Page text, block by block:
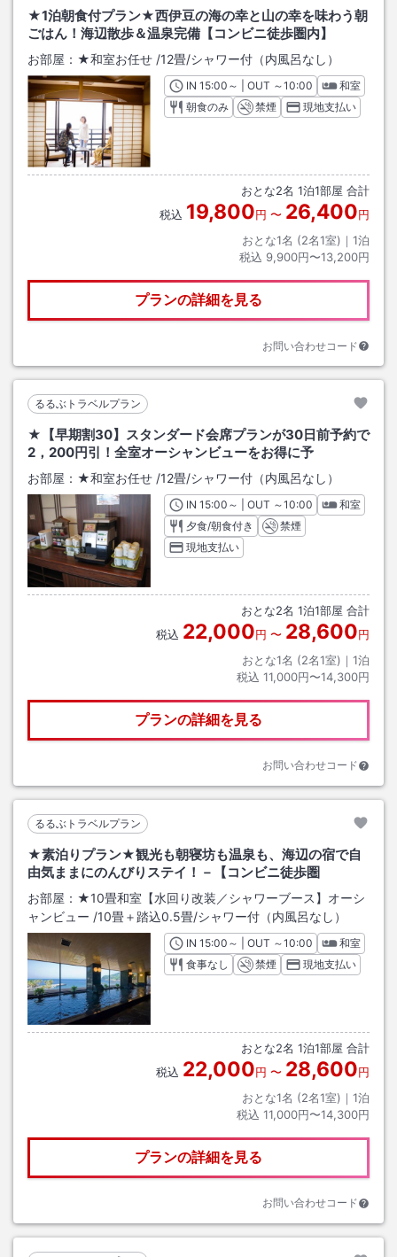
★1泊朝食付プラン★西伊豆の海の幸と山の幸を味わう朝
ごはん！海辺散歩＆温泉完備【コンビニ徒歩圏内】
お部屋： ★和室お任せ /12畳/シャワー付（内風呂なし）
INチェックイン
15:00 ～ | OUT チェックアウト
～10:00
和室
朝食のみ
禁煙 現地支払い
おとな2名 1泊1部屋 合計
税込 19,800円 〜 26,400円
おとな1名 (2名1室)｜ 1泊
税込 9,900円〜13,200円
プランの詳細を見る
お問い合わせコード
るるぶトラベルプラン
★【早期割30】スタンダード会席プランが30日前予約で
2，200円引！全室オーシャンビューをお得に予
お部屋： ★和室お任せ /12畳/シャワー付（内風呂なし）
INチェックイン
15:00 ～ | OUT チェックアウト
～10:00
和室
夕食/朝食付き
禁煙
現地支払い
おとな2名 1泊1部屋 合計
税込 22,000円 〜 28,600円
おとな1名 (2名1室)｜ 1泊
税込 11,000円〜14,300円
プランの詳細を見る
お問い合わせコード
るるぶトラベルプラン
★素泊りプラン★観光も朝寝坊も温泉も、海辺の宿で自
由気ままにのんびりステイ！－【コンビニ徒歩圏
お部屋： ★10畳和室【水回り改装／シャワーブース】オーシ
ャンビュー /10畳＋踏込0.5畳/シャワー付（内風呂なし）
INチェックイン
15:00 ～ | OUT チェックアウト
～10:00
和室
食事なし
禁煙 現地支払い
おとな2名 1泊1部屋 合計
税込 22,000円 〜 28,600円
おとな1名 (2名1室)｜ 1泊
税込 11,000円〜14,300円
プランの詳細を見る
お問い合わせコード